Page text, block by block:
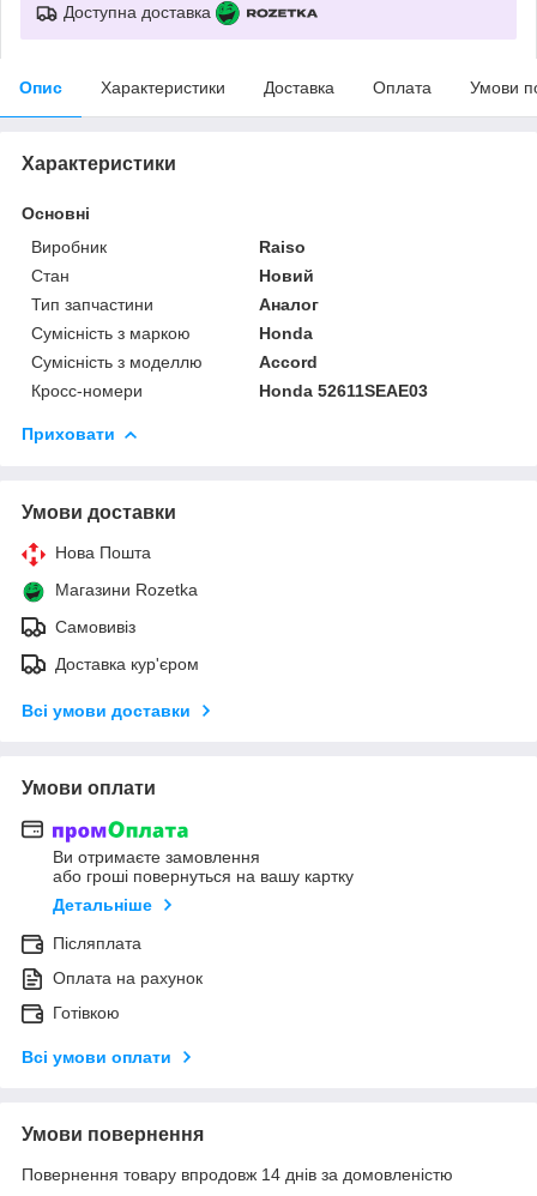
Доступна доставка
Опис Характеристики Доставка Оплата Умови
Характеристики
Основні
Виробник
Raiso
Стан
Новий
Тип запчастини
Аналог
Сумісність з маркою
Honda
Сумісність з моделлю
Accord
Кросс-номери
Honda 52611SEAE03
Приховати
Умови доставки
Нова Пошта
Магазини Rozetka
Самовивіз
Доставка кур'єром
Всі умови доставки
Умови оплати
Ви отримаєте замовлення
або гроші повернуться на вашу картку
Детальніше
Післяплата
Оплата на рахунок
Готівкою
Всі умови оплати
Умови повернення
Повернення товару впродовж 14 днів за домовленістю